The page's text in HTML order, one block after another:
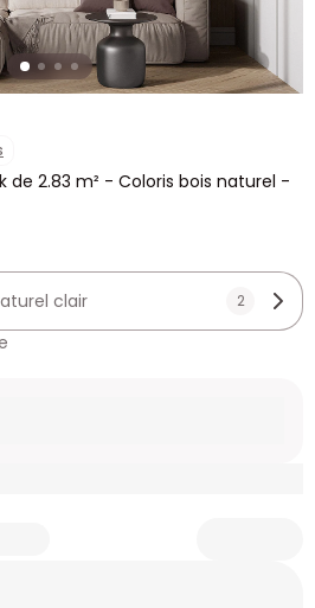
de 2.83 m² - Coloris bois naturel -
clair 2